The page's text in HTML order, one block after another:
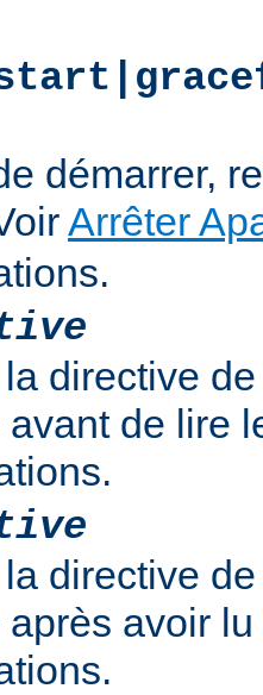
démarrer,
Arrêter
directive
avant de lire
directive
après avoir